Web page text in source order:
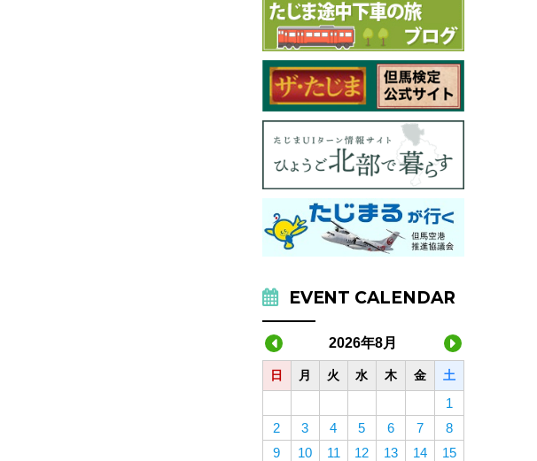
EVENT CALENDAR
2026年8月
日 月 火 水 木 金 土
1
2
3 4 5 6 7
8
9
10 11 12 13 14
15